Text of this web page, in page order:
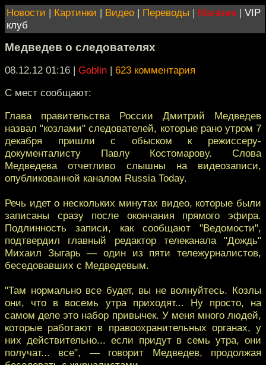
Новости | Картинки | Видео | Переводы | Магазин | VIP
клуб
Медведев о следователях
08.12.12 01:16 | Goblin | 623 комментария
С мест сообщают:
Глава правительства России Дмитрий Медведев
назвал "козлами" следователей, которые рано утром 7
декабря пришли с обыском к режиссеру-
документалисту Павлу Костомарову. Слова
Медведева отчетливо слышны на видеозаписи,
опубликованной каналом Russia Today.
Речь идет о нескольких минутах видео, которые были
записаны сразу после окончания прямого эфира.
Подлинность записи, как сообщают "Ведомости",
подтвердил главный редактор телеканала "Дождь"
Михаил Зыгарь — один из пяти тележурналистов,
беседовавших с Медведевым.
"Там нормально все будет, вы не волнуйтесь. Козлы
они, что в восемь утра приходят... Ну просто, на
самом деле это набор привычек. У меня много людей,
которые работают в правоохранительных органах, у
них действительно... если придут в семь утра, они
получат... все", — говорит Медведев, продолжая